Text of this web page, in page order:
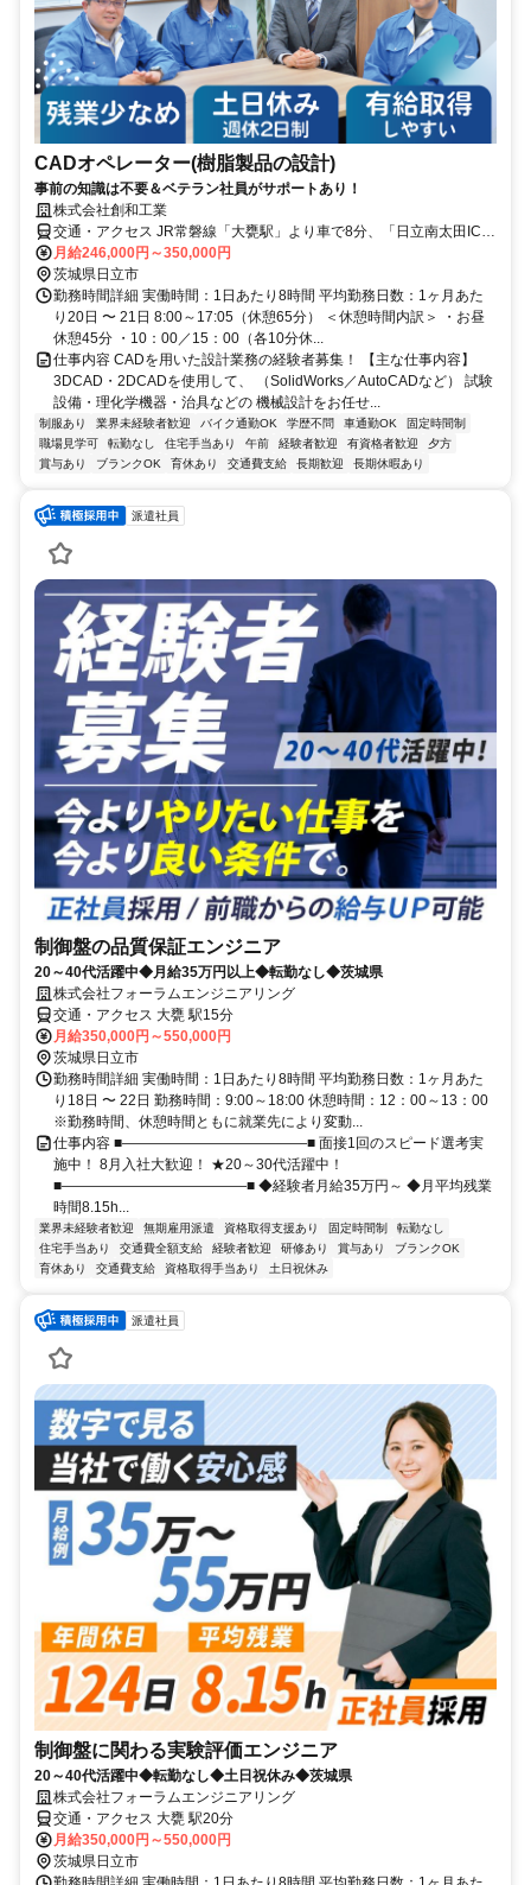
CADオペレーター(樹脂製品の設計)
事前の知識は不要＆ベテラン社員がサポートあり！
株式会社創和工業
交通・アクセス JR常磐線「大甕駅」より車で8分、「日立南太田IC」
から車で7分
月給246,000円～350,000円
茨城県日立市
勤務時間詳細 実働時間：1日あたり8時間 平均勤務日数：1ヶ月あた
り20日 〜 21日 8:00～17:05（休憩65分） ＜休憩時間内訳＞ ・お昼
休憩45分 ・10：00／15：00（各10分休...
仕事内容 CADを用いた設計業務の経験者募集！ 【主な仕事内容】
3DCAD・2DCADを使用して、 （SolidWorks／AutoCADなど） 試験
設備・理化学機器・治具などの 機械設計をお任せ...
制服あり 業界未経験者歓迎 バイク通勤OK 学歴不問 車通勤OK
固定時間制
職場見学可
転勤なし 住宅手当あり 午前 経験者歓迎 有資格者歓迎
夕方
賞与あり
ブランクOK 育休あり 交通費支給 長期歓迎 長期休暇あり
派遣社員
制御盤の品質保証エンジニア
20～40代活躍中◆月給35万円以上◆転勤なし◆茨城県
株式会社フォーラムエンジニアリング
交通・アクセス 大甕 駅15分
月給350,000円～550,000円
茨城県日立市
勤務時間詳細 実働時間：1日あたり8時間 平均勤務日数：1ヶ月あた
り18日 〜 22日 勤務時間：9:00～18:00 休憩時間：12：00～13：00
※勤務時間、休憩時間ともに就業先により変動...
仕事内容 ■―――――――――――――■ 面接1回のスピード選考実
施中！ 8月入社大歓迎！ ★20～30代活躍中！
■―――――――――――――■ ◆経験者月給35万円～ ◆月平均残業
時間8.15h...
業界未経験者歓迎 無期雇用派遣 資格取得支援あり 固定時間制
転勤なし
住宅手当あり
交通費全額支給 経験者歓迎 研修あり 賞与あり
ブランクOK
育休あり
交通費支給 資格取得手当あり 土日祝休み
派遣社員
制御盤に関わる実験評価エンジニア
20～40代活躍中◆転勤なし◆土日祝休み◆茨城県
株式会社フォーラムエンジニアリング
交通・アクセス 大甕 駅20分
月給350,000円～550,000円
茨城県日立市